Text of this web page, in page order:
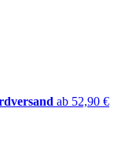
ab 52,90 €